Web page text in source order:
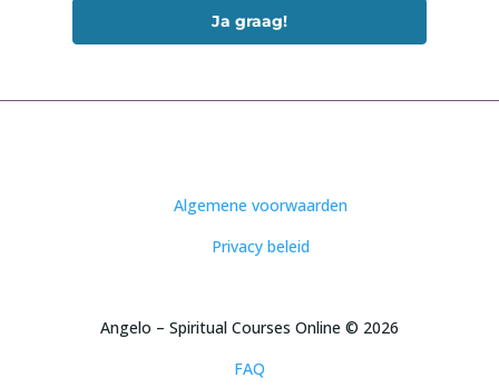
Ja graag!
Algemene voorwaarden
Privacy beleid
Angelo – Spiritual Courses Online © 2026
FAQ